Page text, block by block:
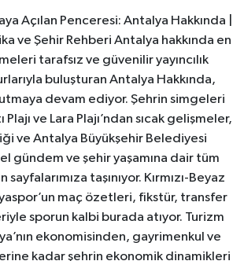
Açılan Penceresi: Antalya Hakkında |
ve Şehir Rehberi Antalya hakkında en
tarafsız ve güvenilir yayıncılık
buluşturan Antalya Hakkında,
devam ediyor. Şehrin simgeleri
ve Lara Plajı’ndan sıcak gelişmeler,
ve Antalya Büyükşehir Belediyesi
gündem ve şehir yaşamına dair tüm
taşınıyor. Kırmızı-Beyaz
maç özetleri, fikstür, transfer
sporun kalbi burada atıyor. Turizm
ekonomisinden, gayrimenkul ve
kadar şehrin ekonomik dinamikleri